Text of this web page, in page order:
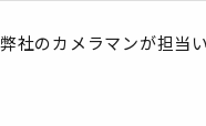
のカメラマンが担当い